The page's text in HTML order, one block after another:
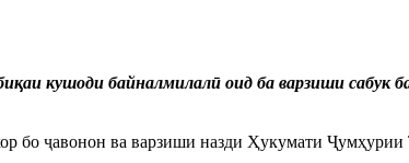
кушоди байналмилалӣ оид ба варзиши
ҷавонон ва варзиши назди Ҳукумати